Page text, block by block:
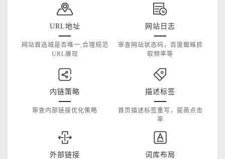
URL地址
网站首选城是否唯一,合理规范
URL展现
网站日志
审查网站状态码，百度蜘蛛抓
取频率等
内链策略
审查内部链接优化策略
描述标签
首页描述标签重写，提高点击
率
外部链接 词库布局